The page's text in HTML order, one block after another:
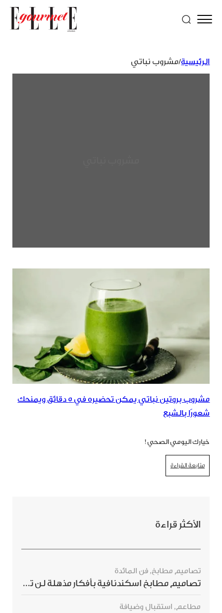
الرئيسية/مشروب نباتي
مشروب بروتين نباتي يمكن تحضيره في 5 دقائق ويمنحك
شعورًا بالشبع
خيارك اليومي الصحي!
متابعة القراءة
الأكثر قراءة
تصاميم مطابخ, فن المائدة
تصاميم مطابخ اسكندنافية بأفكار مذهلة لن ترغبي بتفويتها
مطاعم, استقبال وضيافة